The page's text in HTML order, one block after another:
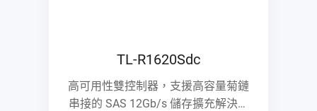
TL-R1620Sdc
高可用性雙控制器，支援高容量菊鏈
串接的 SAS 12Gb/s 儲存擴充解決方